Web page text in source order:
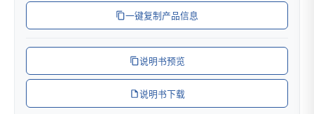
一键复制产品信息
说明书预览
说明书下载